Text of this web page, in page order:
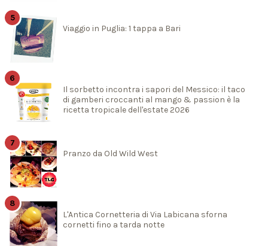
Viaggio in Puglia: 1 tappa a Bari
Il sorbetto incontra i sapori del Messico: il taco
di gamberi croccanti al mango & passion è la
ricetta tropicale dell'estate 2026
Pranzo da Old Wild West
L'Antica Cornetteria di Via Labicana sforna
cornetti fino a tarda notte